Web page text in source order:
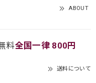
ABOUT
料全国一律 800円
送料について